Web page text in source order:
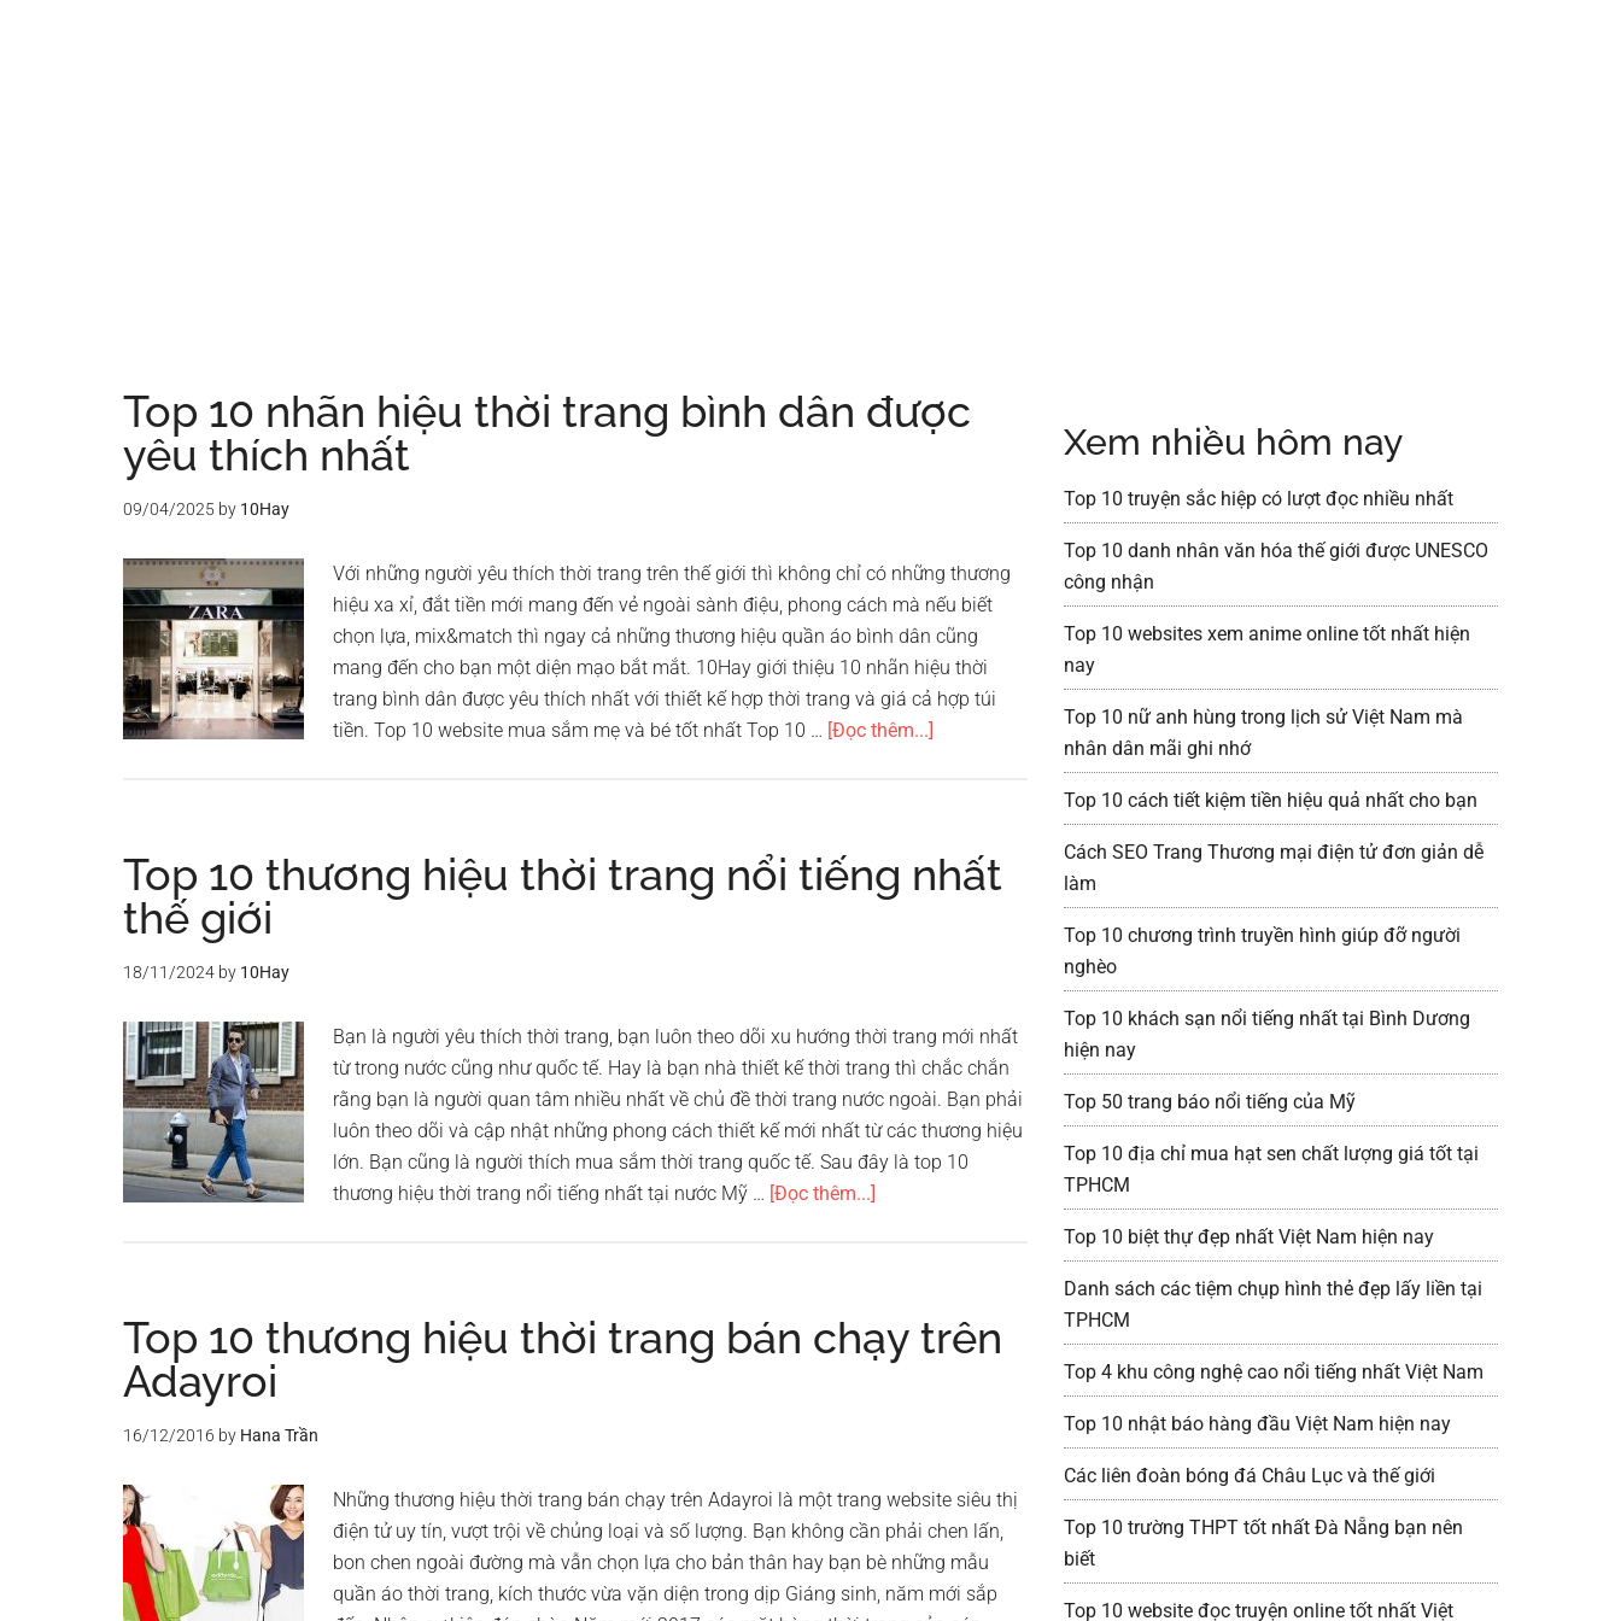
Top 10 nhãn hiệu thời trang bình dân được
yêu thích nhất
09/04/2025 by 10Hay
Với những người yêu thích thời trang trên thế giới thì không chỉ có những thương
hiệu xa xỉ, đắt tiền mới mang đến vẻ ngoài sành điệu, phong cách mà nếu biết
chọn lựa, mix&match thì ngay cả những thương hiệu quần áo bình dân cũng
mang đến cho bạn một diện mạo bắt mắt. 10Hay giới thiệu 10 nhãn hiệu thời
trang bình dân được yêu thích nhất với thiết kế hợp thời trang và giá cả hợp túi
tiền. Top 10 website mua sắm mẹ và bé tốt nhất Top 10 … [Đọc thêm...]
thời
trang
thích
nhất
Top 10 thương hiệu thời trang nổi tiếng nhất
thế giới
18/11/2024 by 10Hay
Bạn là người yêu thích thời trang, bạn luôn theo dõi xu hướng thời trang mới nhất
từ trong nước cũng như quốc tế. Hay là bạn nhà thiết kế thời trang thì chắc chắn
rằng bạn là người quan tâm nhiều nhất về chủ đề thời trang nước ngoài. Bạn phải
luôn theo dõi và cập nhật những phong cách thiết kế mới nhất từ các thương hiệu
lớn. Bạn cũng là người thích mua sắm thời trang quốc tế. Sau đây là top 10
thương hiệu thời trang nổi tiếng nhất tại nước Mỹ … [Đọc thêm...]
trang
giới
Top 10 thương hiệu thời trang bán chạy trên
Adayroi
16/12/2016 by Hana Trần
Những thương hiệu thời trang bán chạy trên Adayroi là một trang website siêu thị
điện tử uy tín, vượt trội về chủng loại và số lượng. Bạn không cần phải chen lấn,
bon chen ngoài đường mà vẫn chọn lựa cho bản thân hay bạn bè những mẫu
quần áo thời trang, kích thước vừa vặn diện trong dịp Giáng sinh, năm mới sắp
Xem nhiều hôm nay
Top 10 truyện sắc hiệp có lượt đọc nhiều nhất
Top 10 danh nhân văn hóa thế giới được UNESCO
công nhận
Top 10 websites xem anime online tốt nhất hiện
nay
Top 10 nữ anh hùng trong lịch sử Việt Nam mà
nhân dân mãi ghi nhớ
Top 10 cách tiết kiệm tiền hiệu quả nhất cho bạn
Cách SEO Trang Thương mại điện tử đơn giản dễ
làm
Top 10 chương trình truyền hình giúp đỡ người
nghèo
Top 10 khách sạn nổi tiếng nhất tại Bình Dương
hiện nay
Top 50 trang báo nổi tiếng của Mỹ
Top 10 địa chỉ mua hạt sen chất lượng giá tốt tại
TPHCM
Top 10 biệt thự đẹp nhất Việt Nam hiện nay
Danh sách các tiệm chụp hình thẻ đẹp lấy liền tại
TPHCM
Top 4 khu công nghệ cao nổi tiếng nhất Việt Nam
Top 10 nhật báo hàng đầu Việt Nam hiện nay
Các liên đoàn bóng đá Châu Lục và thế giới
Top 10 trường THPT tốt nhất Đà Nẵng bạn nên
biết
Top 10 website đọc truyện online tốt nhất Việt